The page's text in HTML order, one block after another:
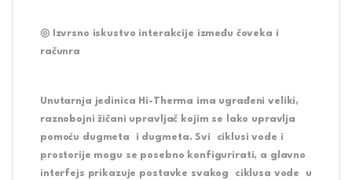
◎ Izvrsno iskustvo interakcije između čoveka i
računra
Unutarnja jedinica Hi-Therma ima ugrađeni veliki,
raznobojni žičani upravljač kojim se lako upravlja
pomoću dugmeta i dugmeta. Svi ciklusi vode i
prostorije mogu se posebno konfigurirati, a glavno
interfejs prikazuje postavke svakog ciklusa vode u